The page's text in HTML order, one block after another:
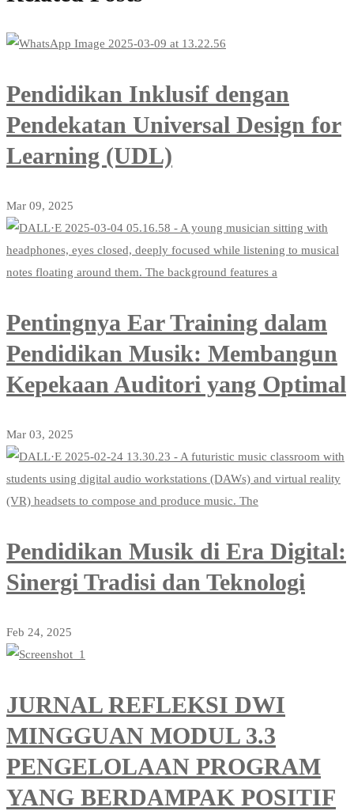
Pendidikan Inklusif dengan
Pendekatan Universal Design for
Learning (UDL)
Mar 09, 2025
Pentingnya Ear Training dalam
Pendidikan Musik: Membangun
Kepekaan Auditori yang Optimal
Mar 03, 2025
Pendidikan Musik di Era Digital:
Sinergi Tradisi dan Teknologi
Feb 24, 2025
JURNAL REFLEKSI DWI
MINGGUAN MODUL 3.3
PENGELOLAAN PROGRAM
YANG BERDAMPAK POSITIF